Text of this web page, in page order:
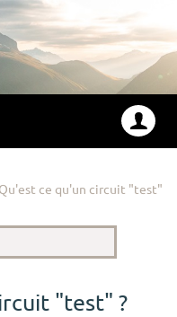
Qu'est ce qu'un circuit "test"
"test" ?